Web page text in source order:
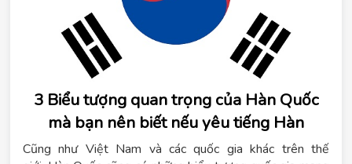
3 Biểu tượng quan trọng của Hàn Quốc
mà bạn nên biết nếu yêu tiếng Hàn
Cũng như Việt Nam và các quốc gia khác trên thế